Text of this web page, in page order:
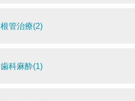
根管治療(2)
歯科麻酔(1)